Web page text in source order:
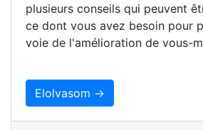
plusieurs conseils qui peuvent
ce dont vous avez besoin pour
voie de l'amélioration de vous-
Elolvasom →